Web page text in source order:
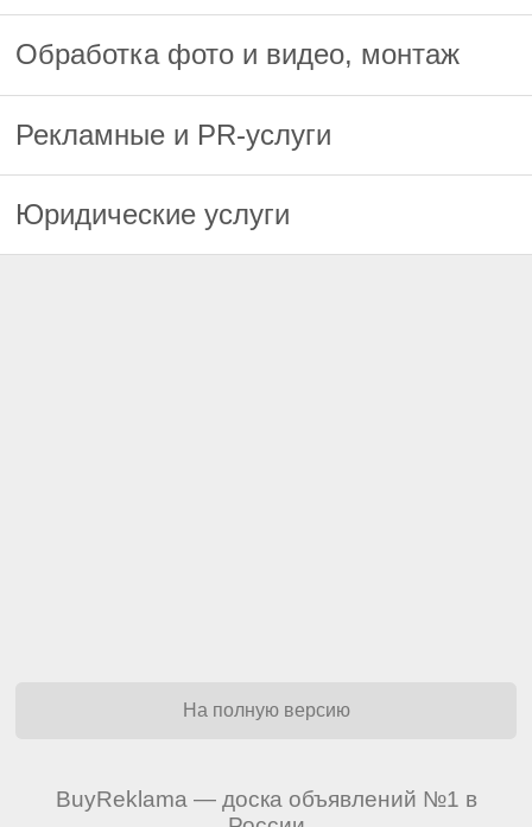
Обработка фото и видео, монтаж
Рекламные и PR-услуги
Юридические услуги
На полную версию
BuyReklama — доска объявлений №1 в